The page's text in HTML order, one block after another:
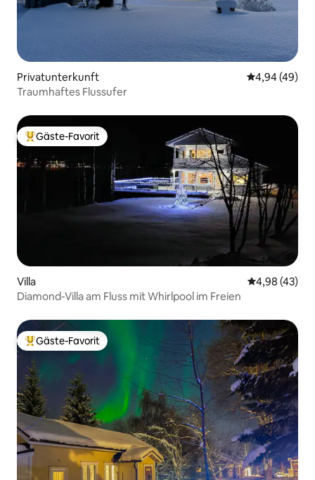
Privatunterkunft
4,94 (49)
Traumhaftes Flussufer
Beliebter Gäste-Favorit.
Gäste-Favorit
Villa
4,98 (43)
Diamond-Villa am Fluss mit Whirlpool im Freien
Beliebter Gäste-Favorit.
Gäste-Favorit